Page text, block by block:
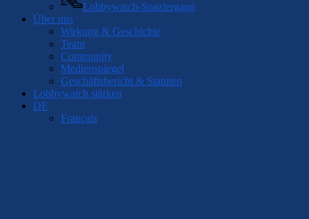
Lobbywatch-Spaziergang
Über uns
Wirkung & Geschichte
Team
Community
Medienspiegel
Geschäftsbericht & Statuten
Lobbywatch stärken
DE
Français